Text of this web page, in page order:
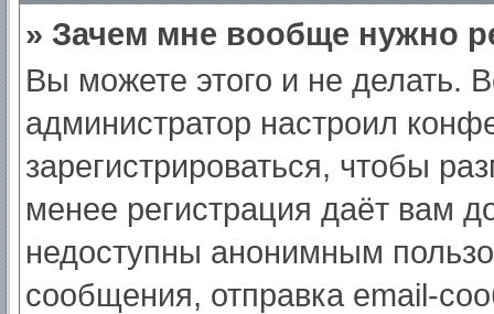
» Зачем мне вообще нужно
Вы можете этого и не делать.
администратор настроил
зарегистрироваться, чтобы
менее регистрация даёт вам
недоступны анонимным
сообщения, отправка email-